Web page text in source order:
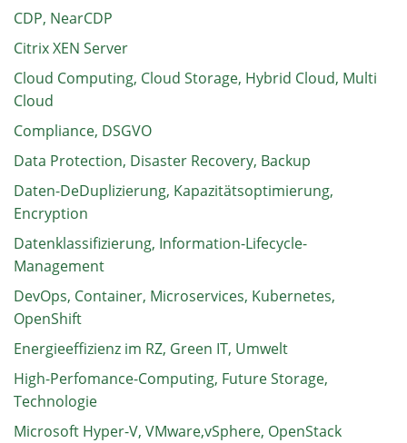
CDP, NearCDP
Citrix XEN Server
Cloud Computing, Cloud Storage, Hybrid Cloud, Multi
Cloud
Compliance, DSGVO
Data Protection, Disaster Recovery, Backup
Daten-DeDuplizierung, Kapazitätsoptimierung,
Encryption
Datenklassifizierung, Information-Lifecycle-
Management
DevOps, Container, Microservices, Kubernetes,
OpenShift
Energieeffizienz im RZ, Green IT, Umwelt
High-Perfomance-Computing, Future Storage,
Technologie
Microsoft Hyper-V, VMware,vSphere, OpenStack